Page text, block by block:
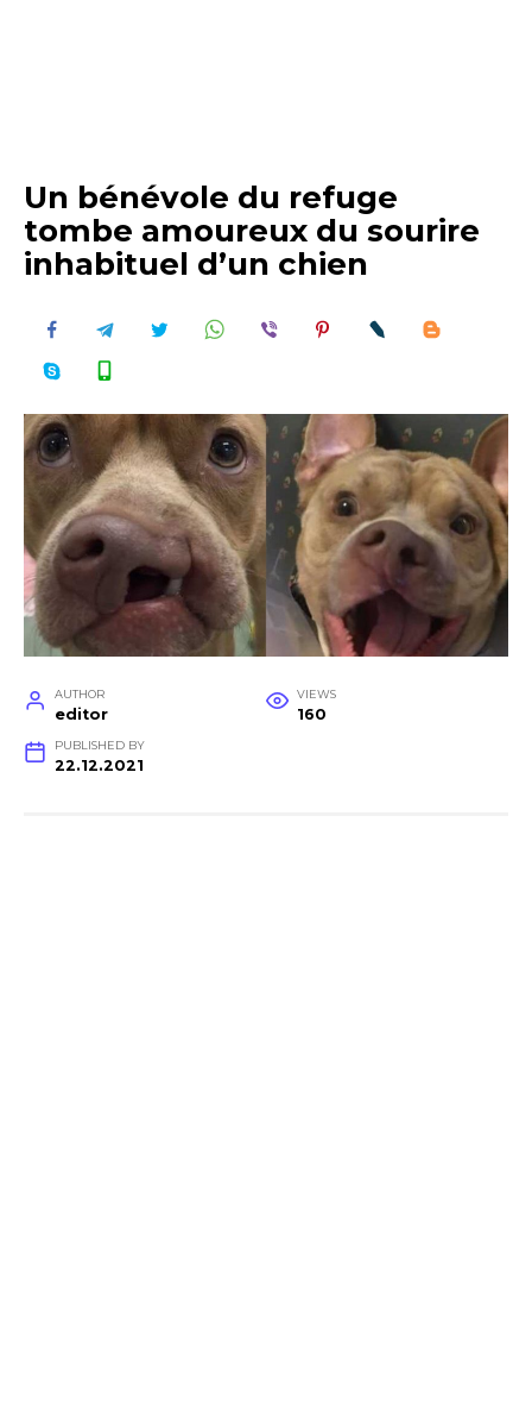
Un bénévole du refuge
tombe amoureux du sourire
inhabituel d’un chien
AUTHOR
editor
VIEWS
160
PUBLISHED BY
22.12.2021